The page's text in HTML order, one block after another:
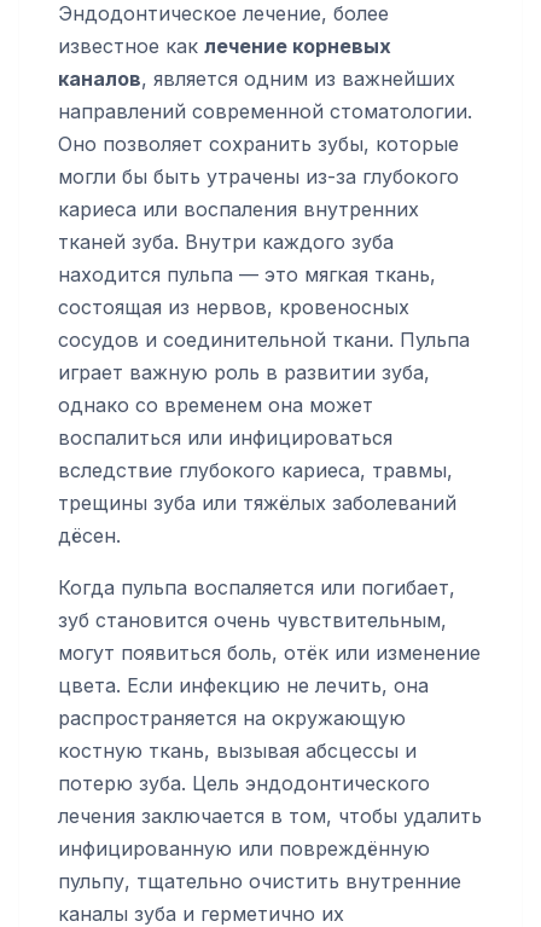
Эндодонтическое лечение, более
известное как лечение корневых
каналов, является одним из важнейших
направлений современной стоматологии.
Оно позволяет сохранить зубы, которые
могли бы быть утрачены из-за глубокого
кариеса или воспаления внутренних
тканей зуба. Внутри каждого зуба
находится пульпа — это мягкая ткань,
состоящая из нервов, кровеносных
сосудов и соединительной ткани. Пульпа
играет важную роль в развитии зуба,
однако со временем она может
воспалиться или инфицироваться
вследствие глубокого кариеса, травмы,
трещины зуба или тяжёлых заболеваний
дёсен.
Когда пульпа воспаляется или погибает,
зуб становится очень чувствительным,
могут появиться боль, отёк или изменение
цвета. Если инфекцию не лечить, она
распространяется на окружающую
костную ткань, вызывая абсцессы и
потерю зуба. Цель эндодонтического
лечения заключается в том, чтобы удалить
инфицированную или повреждённую
пульпу, тщательно очистить внутренние
каналы зуба и герметично их